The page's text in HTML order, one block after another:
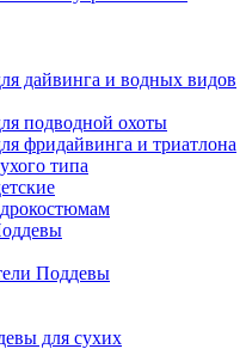
дайвинга и водных видов
подводной охоты
фридайвинга и триатлона
типа
Поддевы
для сухих